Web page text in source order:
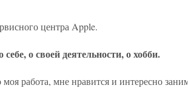
центра Apple.
о своей деятельности, о хобби.
работа, мне нравится и интересно